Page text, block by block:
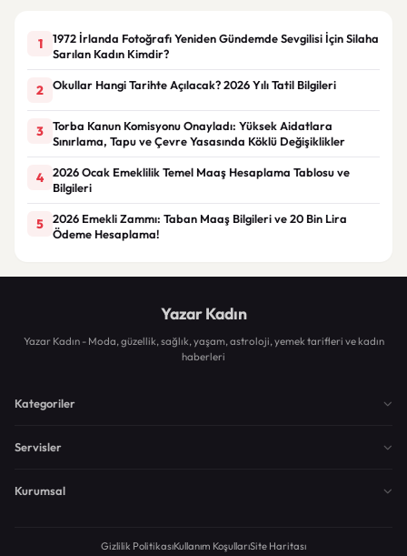
1
1972 İrlanda Fotoğrafı Yeniden Gündemde Sevgilisi İçin Silaha
Sarılan Kadın Kimdir?
2 Okullar Hangi Tarihte Açılacak? 2026 Yılı Tatil Bilgileri
3
Torba Kanun Komisyonu Onayladı: Yüksek Aidatlara
Sınırlama, Tapu ve Çevre Yasasında Köklü Değişiklikler
4
2026 Ocak Emeklilik Temel Maaş Hesaplama Tablosu ve
Bilgileri
5
2026 Emekli Zammı: Taban Maaş Bilgileri ve 20 Bin Lira
Ödeme Hesaplama!
Yazar Kadın
Yazar Kadın - Moda, güzellik, sağlık, yaşam, astroloji, yemek tarifleri ve kadın
haberleri
Kategoriler
Servisler
Kurumsal
Gizlilik PolitikasıKullanım KoşullarıSite Haritası